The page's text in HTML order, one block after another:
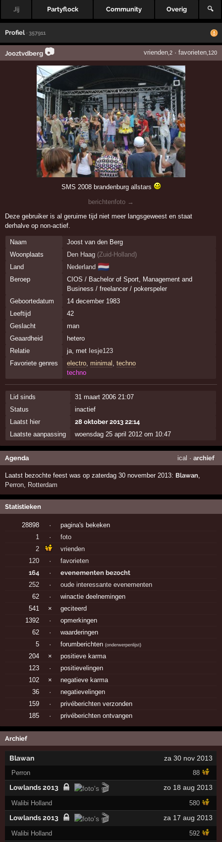
Jij Partyflock Community Overig 🔍
Profiel · 357911
Jooztvdberg 📷 vrienden,2· favorieten,120
SMS 2008 brandenburg allstars
berichtenfoto →
Deze gebruiker is al geruime tijd niet meer langsgeweest en staat
derhalve op non-actief.
Naam
Joost van den Berg
Woonplaats
Den Haag (Zuid-Holland)
Land
Nederland 🇳🇱
Beroep
CIOS / Bachelor of Sport, Management and
Business / freelancer / pokerspeler
Geboortedatum
14 december 1983
Leeftijd
42
Geslacht
man
Geaardheid
hetero
Relatie
ja, met Iesje123
Favoriete genres
electro, minimal , techno
techno
Lid sinds
31 maart 2006 21:07
Status
inactief
Laatst hier
28 oktober 2013 22:14
Laatste aanpassing
woensdag 25 april 2012 om 10:47
Agenda ical · archief
Laatst bezochte feest was op zaterdag 30 november 2013: Blawan
Perron Rotterdam
Statistieken
28898 ·
pagina's bekeken
1
·
foto
2
vrienden
120
·
favorieten
164
·
evenementen bezocht
252
·
oude interessante evenementen
62
·
winactie deelnemingen
541
×
geciteerd
1392
·
opmerkingen
62
·
waarderingen
5
· forumberichten(onderwerpenlijst)
204 ×
positieve karma
123
·
positievelingen
102
×
negatieve karma
36
·
negatievelingen
159
·
privéberichten verzonden
185
· privéberichten ontvangen
Archief
Blawan za 30 nov 2013
Perron 88
Lowlands 2013 🎬 zo 18 aug 2013
Walibi Holland 580
Lowlands 2013 🎬 za 17 aug 2013
Walibi Holland 592